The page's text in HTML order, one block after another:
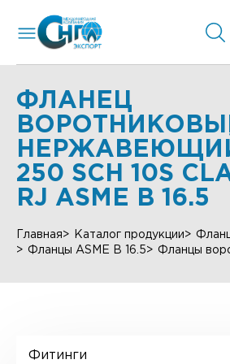
ФЛАНЕЦ
НЕРЖАВЕЮЩИЙ
250 SCH 10S
RJ ASME B 16.5
Главная Каталог продукции
Фланцы ASME B 16.5
Фланцы
Фитинги